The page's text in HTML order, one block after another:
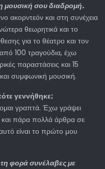
μουσική σου διαδρομή.
ακορντεόν και στη συνέχεια
θεωρητικά και το
για το θέατρο και τον
100 τραγούδια, έχω
παραστάσεις και 15
συμφωνική μουσική.
γεννήθηκε;
γραπτά. Έχω γράψει
και πάρα πολλά άρθρα σε
είναι το πρώτο μου
φορά συνέλαβες με